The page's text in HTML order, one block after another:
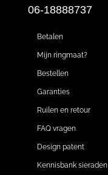
06-18888737
Betalen
Mijn ringmaat?
Bestellen
Garanties
Ruilen en retour
FAQ vragen
Design patent
Kennisbank sieraden